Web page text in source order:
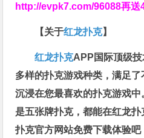
http://evpk7.com/96088再送
【关于红龙扑克】
红龙扑克APP国际顶级
多样的扑克游戏种类，满足
沉浸在您最喜欢的扑克游戏
是五张牌扑克，都能在红龙
扑克官方网站免费下载体验吧